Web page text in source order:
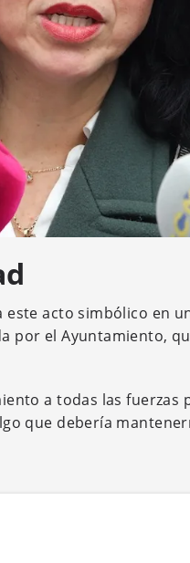
acto simbólico en
el Ayuntamiento,
a todas las
que debería